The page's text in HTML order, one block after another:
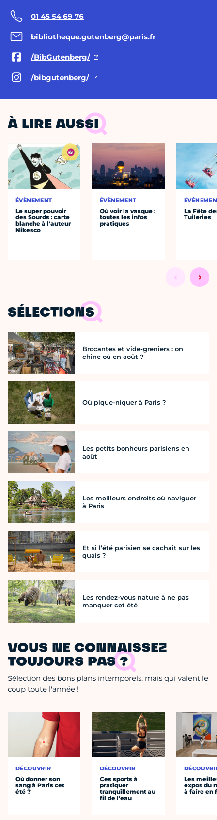
01 45 54 69 76
bibliotheque.gutenberg@paris.fr
/BibGutenberg/
/bibgutenberg/
À LIRE AUSSI
ÉVÈNEMENT
Le super pouvoir
des Sourds : carte
blanche à l'auteur
Nikesco
ÉVÈNEMENT
Où voir la vasque :
toutes les infos
pratiques
La Fête
Tuileries
SÉLECTIONS
Brocantes et vide-greniers : on
chine où en août ?
Où pique-niquer à Paris ?
Les petits bonheurs parisiens en
août
Les meilleurs endroits où naviguer
à Paris
Et si l’été parisien se cachait sur les
quais ?
Les rendez-vous nature à ne pas
manquer cet été
VOUS NE CONNAISSEZ
TOUJOURS PAS ?
Sélection des bons plans intemporels, mais qui valent le
coup toute l'année !
DÉCOUVRIR
Où donner son
sang à Paris cet
été ?
DÉCOUVRIR
Ces sports à
pratiquer
tranquillement au
fil de l’eau
Les
expos du
à faire en